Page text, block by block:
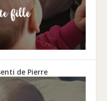
de Pierre